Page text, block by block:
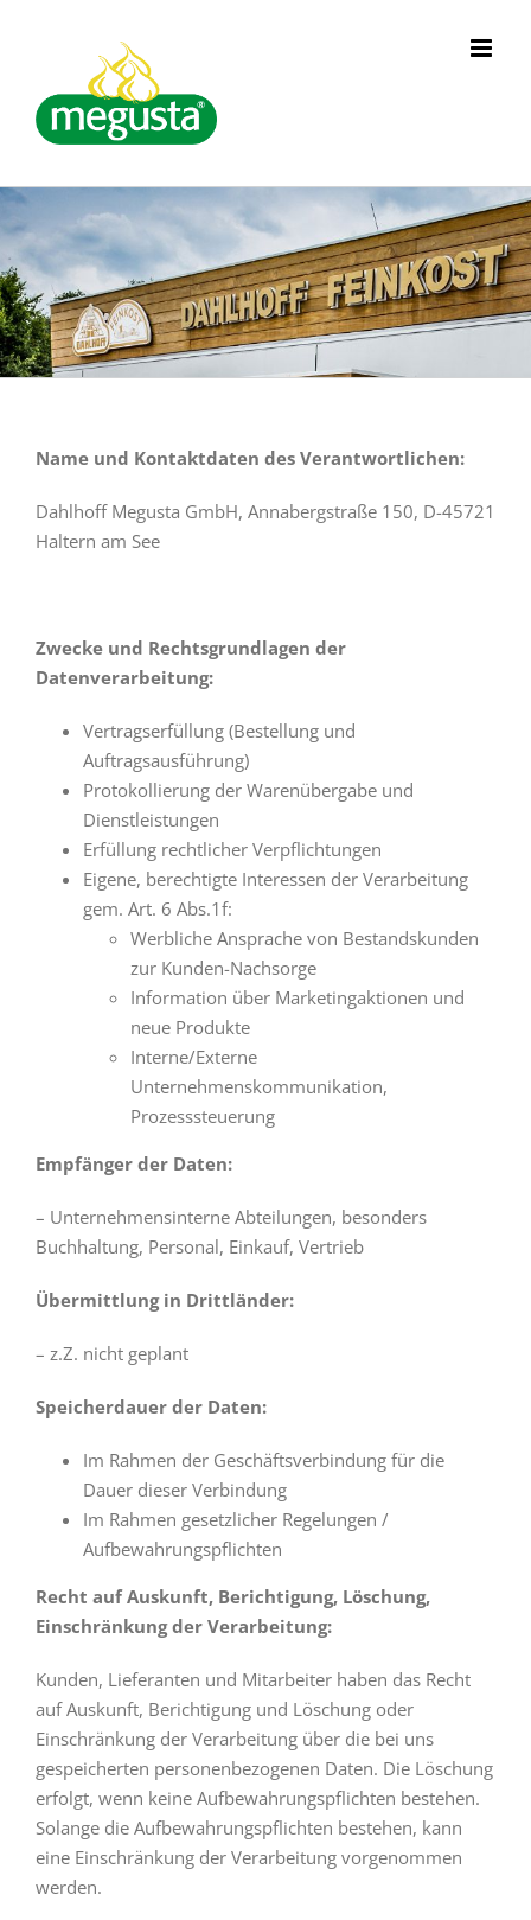
Name und Kontaktdaten des Verantwortlichen:
Dahlhoff Megusta GmbH, Annabergstraße 150, D-45721
Haltern am See
Zwecke und Rechtsgrundlagen der
Datenverarbeitung:
Vertragserfüllung (Bestellung und
Auftragsausführung)
Protokollierung der Warenübergabe und
Dienstleistungen
Erfüllung rechtlicher Verpflichtungen
Eigene, berechtigte Interessen der Verarbeitung
gem. Art. 6 Abs.1f:
Werbliche Ansprache von Bestandskunden
zur Kunden-Nachsorge
Information über Marketingaktionen und
neue Produkte
Interne/Externe
Unternehmenskommunikation,
Prozesssteuerung
Empfänger der Daten:
– Unternehmensinterne Abteilungen, besonders
Buchhaltung, Personal, Einkauf, Vertrieb
Übermittlung in Drittländer:
– z.Z. nicht geplant
Speicherdauer der Daten:
Im Rahmen der Geschäftsverbindung für die
Dauer dieser Verbindung
Im Rahmen gesetzlicher Regelungen /
Aufbewahrungspflichten
Recht auf Auskunft, Berichtigung, Löschung,
Einschränkung der Verarbeitung:
Kunden, Lieferanten und Mitarbeiter haben das Recht
auf Auskunft, Berichtigung und Löschung oder
Einschränkung der Verarbeitung über die bei uns
gespeicherten personenbezogenen Daten. Die Löschung
erfolgt, wenn keine Aufbewahrungspflichten bestehen.
Solange die Aufbewahrungspflichten bestehen, kann
eine Einschränkung der Verarbeitung vorgenommen
werden.